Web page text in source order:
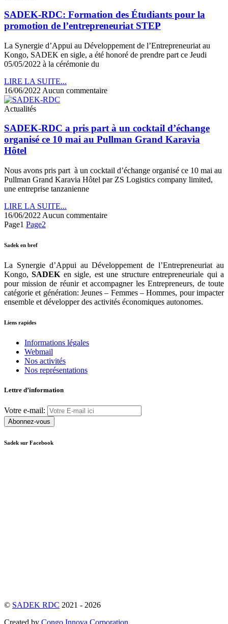
SADEK-RDC: Formation des Étudiants pour la
promotion de l’entrepreneuriat STEP
La Synergie d’Appui au Développement de l’Entrepreneuriat au
Kongo, SADEK en sigle, a été honoré de prendre part ce Jeudi
05/05/2022 à la cérémonie du
LIRE LA SUITE...
16/06/2022 Aucun commentaire
Actualités
SADEK-RDC a pris part à un cocktail d’échange
organisé ce 10 mai au Pullman Grand Karavia
Hôtel
Nous avons pris part à un cocktail d’échange organisé ce 10 mai au
Pullman Grand Karavia Hôtel par ZS Logistics company limited,
une entreprise tanzanienne
LIRE LA SUITE...
16/06/2022 Aucun commentaire
Page1 Page2
Sadek en bref
La Synergie d’Appui au Développement de l’Entrepreneuriat au
Kongo,SADEK en sigle, est une structure entrepreneuriale qui a
pour mission de réunir et accompagner les Entrepreneurs, de toute
catégorie et génération: Jeunes – Femmes – Hommes, pour impacter
ensemble et développer des activités économiques autonomes.
Liens rapides
Informations légales
Webmail
Nos activités
Nos représentations
Lettre d’information
Votre e-mail:
Sadek sur Facebook
© SADEK RDC 2021 - 2026